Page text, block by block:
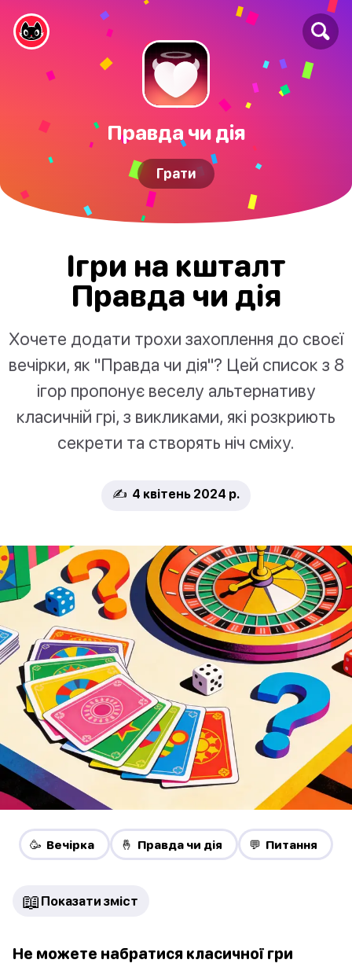
Правда чи дія
Грати
Ігри на кшталт
Правда чи дія
Хочете додати трохи захоплення до своєї
вечірки, як "Правда чи дія"? Цей список з 8
ігор пропонує веселу альтернативу
класичній грі, з викликами, які розкриють
секрети та створять ніч сміху.
✍️ 4 квітень 2024 р.
🥳 Вечірка 🤞 Правда чи дія 💬 Питання
📖 Показати зміст
Не можете набратися класичної гри